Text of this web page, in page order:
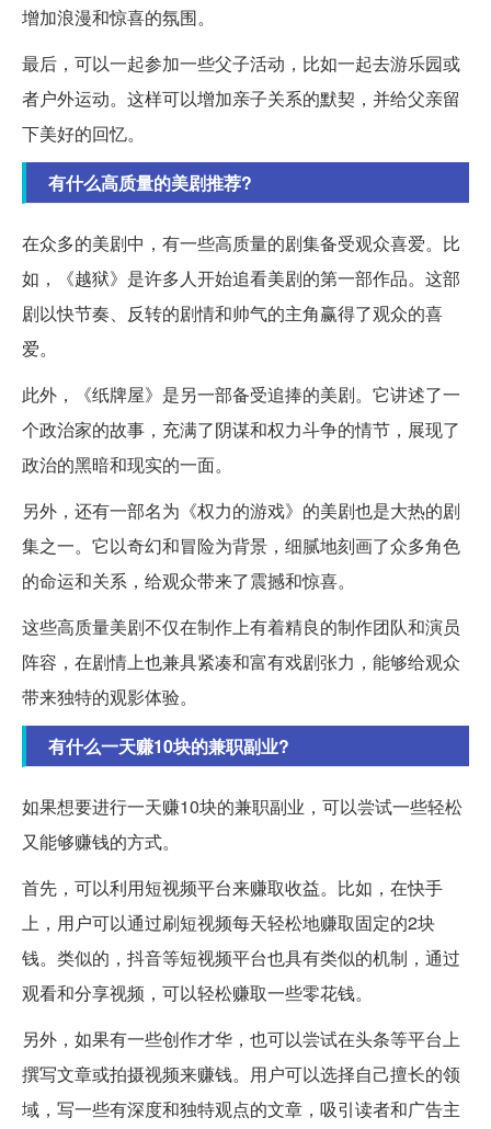
增加浪漫和惊喜的氛围。
最后，可以一起参加一些父子活动，比如一起去游乐园或
者户外运动。这样可以增加亲子关系的默契，并给父亲留
下美好的回忆。
有什么高质量的美剧推荐?
在众多的美剧中，有一些高质量的剧集备受观众喜爱。比
如，《越狱》是许多人开始追看美剧的第一部作品。这部
剧以快节奏、反转的剧情和帅气的主角赢得了观众的喜
爱。
此外，《纸牌屋》是另一部备受追捧的美剧。它讲述了一
个政治家的故事，充满了阴谋和权力斗争的情节，展现了
政治的黑暗和现实的一面。
另外，还有一部名为《权力的游戏》的美剧也是大热的剧
集之一。它以奇幻和冒险为背景，细腻地刻画了众多角色
的命运和关系，给观众带来了震撼和惊喜。
这些高质量美剧不仅在制作上有着精良的制作团队和演员
阵容，在剧情上也兼具紧凑和富有戏剧张力，能够给观众
带来独特的观影体验。
有什么一天赚10块的兼职副业?
如果想要进行一天赚10块的兼职副业，可以尝试一些轻松
又能够赚钱的方式。
首先，可以利用短视频平台来赚取收益。比如，在快手
上，用户可以通过刷短视频每天轻松地赚取固定的2块
钱。类似的，抖音等短视频平台也具有类似的机制，通过
观看和分享视频，可以轻松赚取一些零花钱。
另外，如果有一些创作才华，也可以尝试在头条等平台上
撰写文章或拍摄视频来赚钱。用户可以选择自己擅长的领
域，写一些有深度和独特观点的文章，吸引读者和广告主